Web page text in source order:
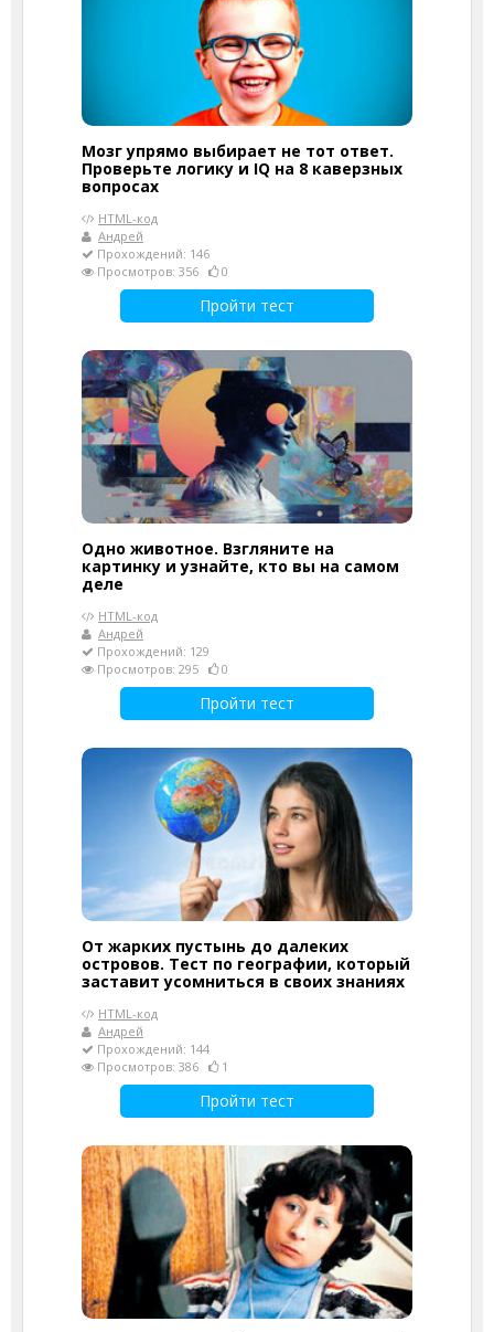
Мозг упрямо выбирает не тот ответ.
Проверьте логику и IQ на 8 каверзных
вопросах
HTML-код
Андрей
Прохождений: 146
Просмотров: 356
0
Пройти тест
Одно животное. Взгляните на
картинку и узнайте, кто вы на самом
деле
HTML-код
Андрей
Прохождений: 129
Просмотров: 295
0
Пройти тест
От жарких пустынь до далеких
островов. Тест по географии, который
заставит усомниться в своих знаниях
HTML-код
Андрей
Прохождений: 144
Просмотров: 386
1
Пройти тест